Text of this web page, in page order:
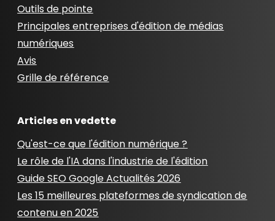
Outils de pointe
Principales entreprises d'édition de médias
numériques
Avis
Grille de référence
Articles en vedette
Qu'est-ce que l'édition numérique ?
Le rôle de l'IA dans l'industrie de l'édition
Guide SEO Google Actualités 2026
Les 15 meilleures plateformes de syndication de
contenu en 2025